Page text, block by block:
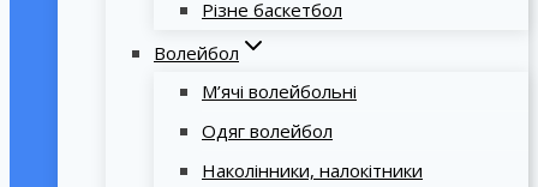
Різне баскетбол
Волейбол
М’ячі волейбольні
Одяг волейбол
Наколінники, налокітники